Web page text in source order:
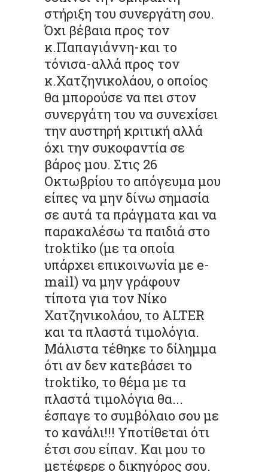
στήριξη του συνεργάτη σου.
Όχι βέβαια προς τον
κ.Παπαγιάννη-και το
τόνισα-αλλά προς τον
κ.Χατζηνικολάου, ο οποίος
θα μπορούσε να πει στον
συνεργάτη του να συνεχίσει
την αυστηρή κριτική αλλά
όχι την συκοφαντία σε
βάρος μου. Στις 26
Οκτωβρίου το απόγευμα μου
είπες να μην δίνω σημασία
σε αυτά τα πράγματα και να
παρακαλέσω τα παιδιά στο
troktiko (με τα οποία
υπάρχει επικοινωνία με e-
mail) να μην γράφουν
τίποτα για τον Νίκο
Χατζηνικολάου, το ALTER
και τα πλαστά τιμολόγια.
Μάλιστα τέθηκε το δίλημμα
ότι αν δεν κατεβάσει το
troktiko, το θέμα με τα
πλαστά τιμολόγια θα...
έσπαγε το συμβόλαιο σου με
το κανάλι!!! Υποτίθεται ότι
έτσι σου είπαν. Και μου το
μετέφερε ο δικηγόρος σου.